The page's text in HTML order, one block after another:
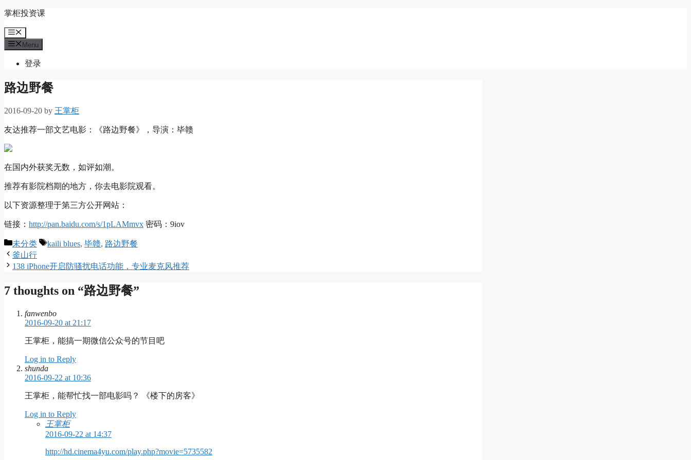
Skip
content
掌柜投资课
Menu
Menu
登录
路边野餐
2016-09-20 by 王掌柜
友达推荐一部文艺电影：《路边野餐》，导演：毕赣
在国内外获奖无数，如评如潮。
推荐有影院档期的地方，你去电影院观看。
以下资源整理于第三方公开网站：
链接： http://pan.baidu.com/s/1pLAMmvx 密码：9iov
Categories
未分类 Tags
kaili blues, 毕赣, 路边野餐
釜山行
138 iPhone开启防骚扰电话功能，专业麦克风推荐
7 thoughts on “路边野餐”
fanwenbo
2016-09-20 at 21:17
王掌柜，能搞一期微信公众号的节目吧
Log in to Reply
shunda
2016-09-22 at 10:36
王掌柜，能帮忙找一部电影吗？ 《楼下的房客》
Log in to Reply
王掌柜
2016-09-22 at 14:37
http://hd.cinema4yu.com/play.php?movie=5735582